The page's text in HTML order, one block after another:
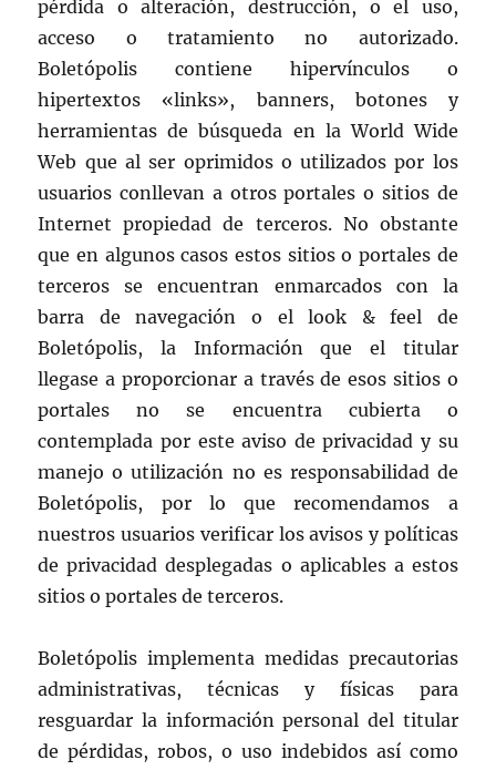
pérdida o alteración, destrucción, o el uso,
acceso o tratamiento no autorizado.
Boletópolis contiene hipervínculos o
hipertextos «links», banners, botones y
herramientas de búsqueda en la World Wide
Web que al ser oprimidos o utilizados por los
usuarios conllevan a otros portales o sitios de
Internet propiedad de terceros. No obstante
que en algunos casos estos sitios o portales de
terceros se encuentran enmarcados con la
barra de navegación o el look & feel de
Boletópolis, la Información que el titular
llegase a proporcionar a través de esos sitios o
portales no se encuentra cubierta o
contemplada por este aviso de privacidad y su
manejo o utilización no es responsabilidad de
Boletópolis, por lo que recomendamos a
nuestros usuarios verificar los avisos y políticas
de privacidad desplegadas o aplicables a estos
sitios o portales de terceros.
Boletópolis implementa medidas precautorias
administrativas, técnicas y físicas para
resguardar la información personal del titular
de pérdidas, robos, o uso indebidos así como